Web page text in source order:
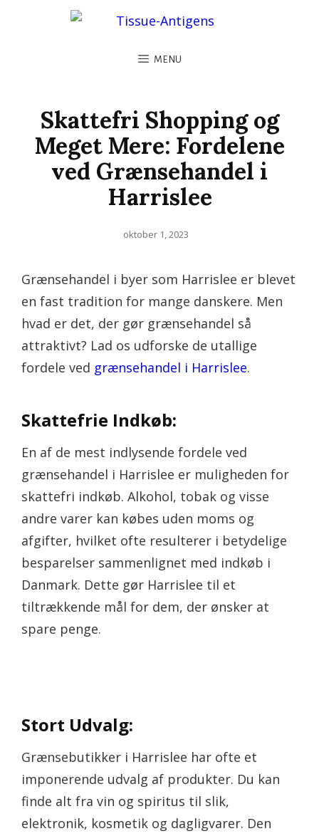
MENU
Skattefri Shopping og
Meget Mere: Fordelene
ved Grænsehandel i
Harrislee
Posted
oktober 1, 2023
Grænsehandel i byer som Harrislee er blevet
en fast tradition for mange danskere. Men
hvad er det, der gør grænsehandel så
attraktivt? Lad os udforske de utallige
fordele ved grænsehandel i Harrislee.
Skattefrie Indkøb:
En af de mest indlysende fordele ved
grænsehandel i Harrislee er muligheden for
skattefri indkøb. Alkohol, tobak og visse
andre varer kan købes uden moms og
afgifter, hvilket ofte resulterer i betydelige
besparelser sammenlignet med indkøb i
Danmark. Dette gør Harrislee til et
tiltrækkende mål for dem, der ønsker at
spare penge.
Stort Udvalg:
Grænsebutikker i Harrislee har ofte et
imponerende udvalg af produkter. Du kan
finde alt fra vin og spiritus til slik,
elektronik, kosmetik og dagligvarer. Den